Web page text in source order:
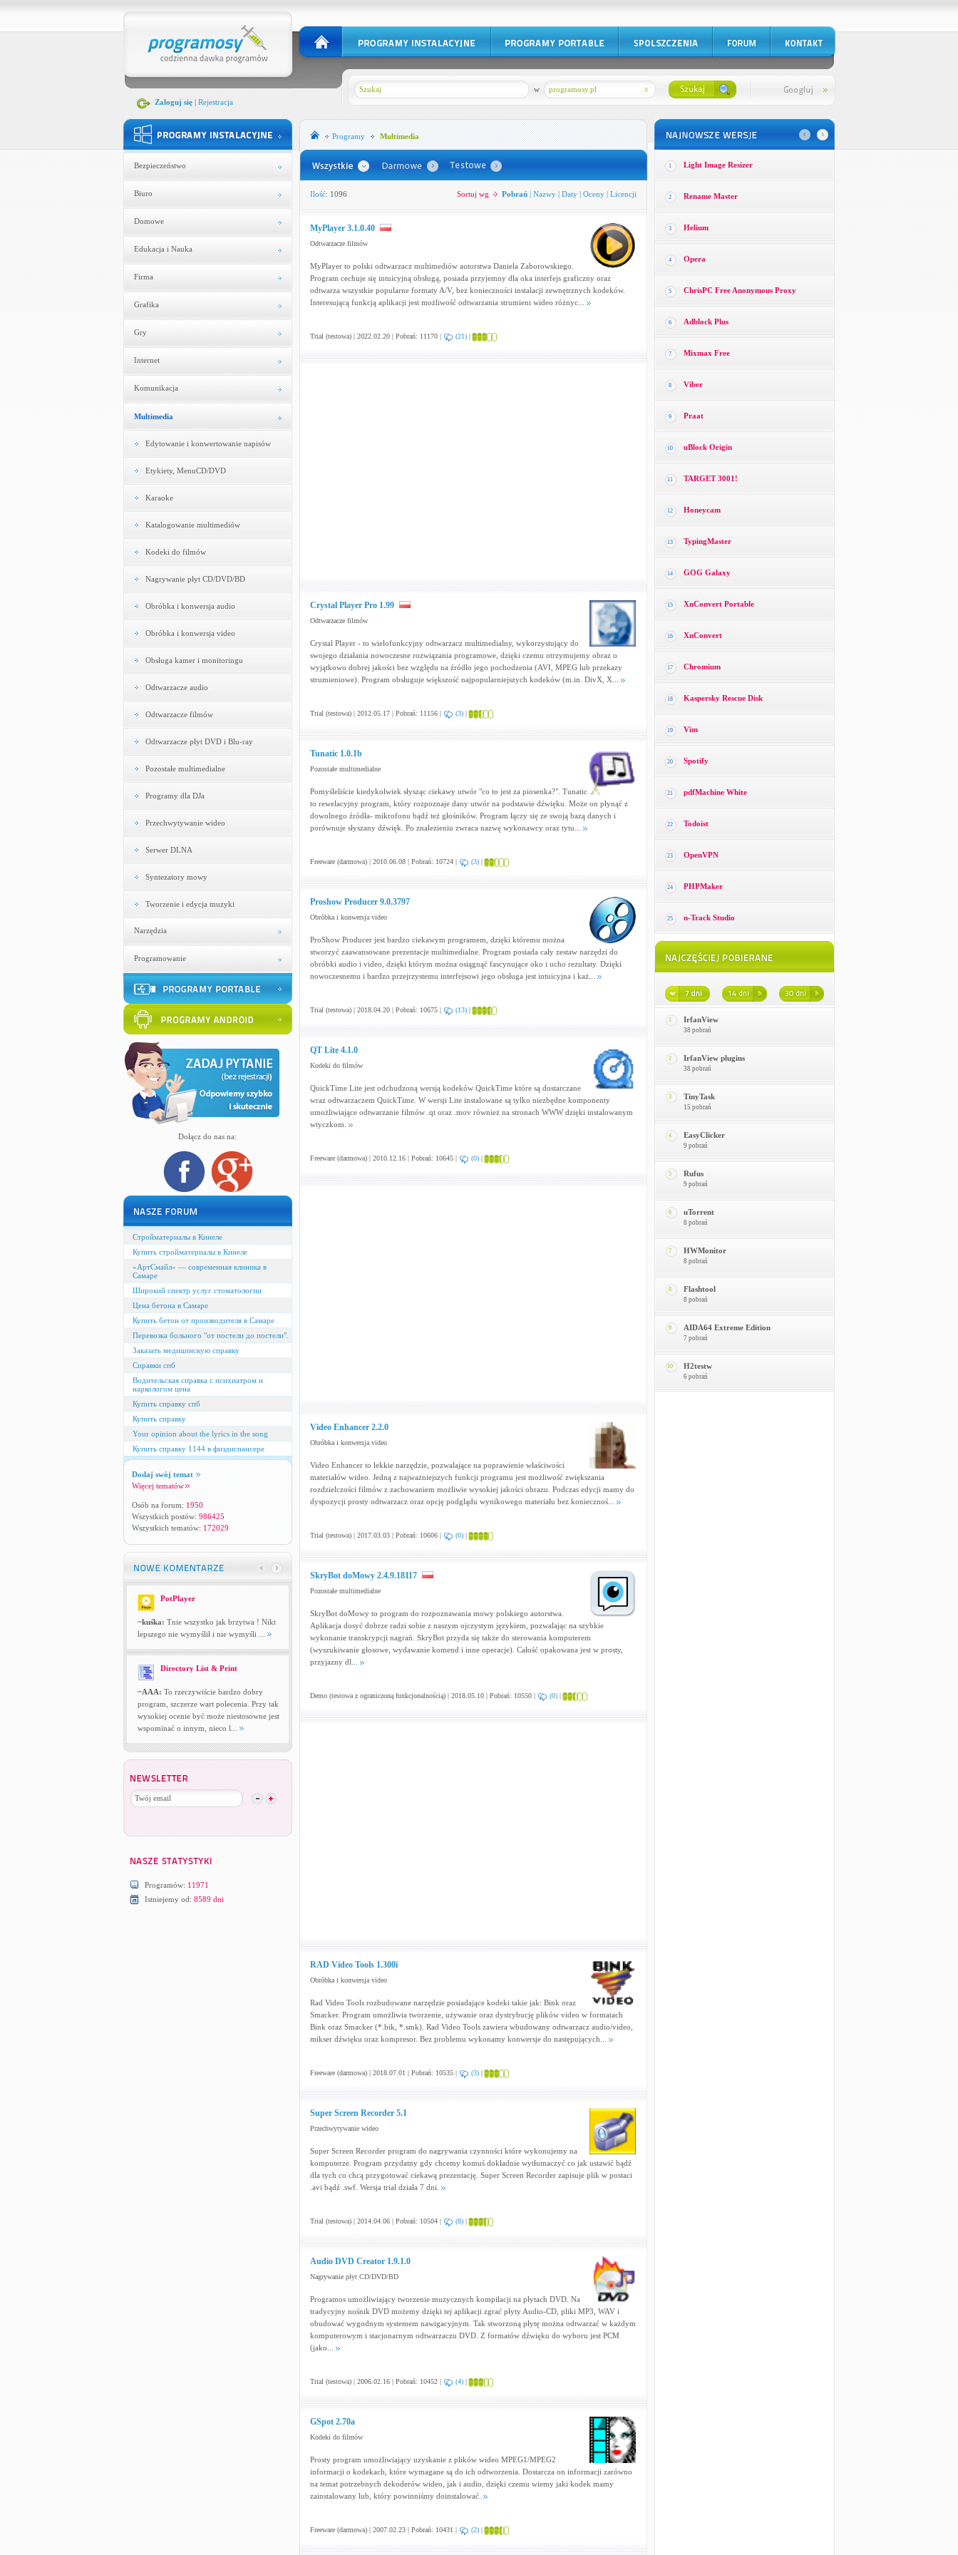
Zaloguj się| Rejestracja
programosy.pl
w
Bezpieczeństwo
Biuro
Domowe
Edukacja i Nauka
Firma
Grafika
Gry
Internet
Komunikacja
Multimedia
Edytowanie i konwertowanie napisów
Etykiety, MenuCD/DVD
Karaoke
Katalogowanie multimediów
Kodeki do filmów
Nagrywanie płyt CD/DVD/BD
Obróbka i konwersja audio
Obróbka i konwersja video
Obsługa kamer i monitoringu
Odtwarzacze audio
Odtwarzacze filmów
Odtwarzacze płyt DVD i Blu-ray
Pozostałe multimedialne
Programy dla DJa
Przechwytywanie wideo
Serwer DLNA
Syntezatory mowy
Tworzenie i edycja muzyki
Narzędzia
Programowanie
Dołącz do nas na:
Стройматериалы в Кинеле
Купить стройматериалы в Кинеле
«АртСмайл» — современная клиника в
Самаре
Широкий спектр услуг стоматологии
Цена бетона в Самаре
Купить бетон от производителя в Самаре
Перевозка больного "от постели до постели".
Заказать медицинскую справку
Справки спб
Водительская справка с психиатром и
наркологом цена
Купить справку спб
Купить справку
Your opinion about the lyrics in the song
Купить справку 1144 в физдиспансере
Dodaj swój temat
Więcej tematów
Osób na forum: 1950
Wszystkich postów: 986425
Wszystkich tematów: 172029
PotPlayer
~kuśka: Tnie wszystko jak brzytwa ! Nikt
lepszego nie wymyślił i nie wymyśli ...
Directory List & Print
~AAA: To rzeczywiście bardzo dobry
program, szczerze wart polecenia. Przy tak
wysokiej ocenie być może niestosowne jest
wspominać o innym, nieco l...
Programów: 11971
Istniejemy od: 8589 dni
Programy Multimedia
Ilość: 1096 Sortuj wg Pobrań| Nazwy| Daty| Oceny| Licencji
MyPlayer 3.1.0.40
Odtwarzacze filmów
MyPlayer to polski odtwarzacz multimediów autorstwa Daniela Zaborowskiego.
Program cechuje się intuicyjną obsługą, posiada przyjemny dla oka interfejs graficzny oraz
odtwarza wszystkie popularne formaty A/V, bez konieczności instalacji zewnętrznych kodeków.
Interesującą funkcją aplikacji jest możliwość odtwarzania strumieni wideo różnyc...
Trial (testowa) | 2022.02.20 | Pobrań: 11170 | (21)|
Crystal Player Pro 1.99
Odtwarzacze filmów
Crystal Player - to wielofunkcyjny odtwarzacz multimedialny, wykorzystujący do
swojego działania nowoczesne rozwiązania programowe, dzięki czemu otrzymujemy obraz o
wyjątkowo dobrej jakości bez względu na źródło jego pochodzenia (AVI, MPEG lub przekazy
strumieniowe). Program obsługuje większość najpopularniejszych kodeków (m.in. DivX, X...
Trial (testowa) | 2012.05.17 | Pobrań: 11156 | (3)|
Tunatic 1.0.1b
Pozostałe multimedialne
Pomyśleliście kiedykolwiek słysząc ciekawy utwór "co to jest za piosenka?". Tunatic
to rewelacyjny program, który rozpoznaje dany utwór na podstawie dźwięku. Może on płynąć z
dowolnego źródła- mikrofonu bądź też głośników. Program łączy się ze swoją bazą danych i
porównuje słyszany dźwięk. Po znalezieniu zwraca nazwę wykonawcy oraz tytu...
Freeware (darmowa) | 2010.06.08 | Pobrań: 10724 | (3)|
Proshow Producer 9.0.3797
Obróbka i konwersja video
ProShow Producer jest bardzo ciekawym programem, dzięki któremu można
stworzyć zaawansowane prezentacje multimedialne. Program posiada cały zestaw narzędzi do
obróbki audio i video, dzięki którym można osiągnąć fascynujące oko i ucho rezultaty. Dzięki
nowoczesnemu i bardzo przejrzystemu interfejsowi jego obsługa jest intuicyjna i każ...
Trial (testowa) | 2018.04.20 | Pobrań: 10675 | (13)|
QT Lite 4.1.0
Kodeki do filmów
QuickTime Lite jest odchudzoną wersją kodeków QuickTime które są dostarczane
wraz odtwarzaczem QuickTime. W wersji Lite instalowane są tylko niezbędne komponenty
umożliwiające odtwarzanie filmów .qt oraz .mov również na stronach WWW dzięki instalowanym
wtyczkom.
Freeware (darmowa) | 2010.12.16 | Pobrań: 10645 | (0)|
Video Enhancer 2.2.0
Obróbka i konwersja video
Video Enhancer to lekkie narzędzie, pozwalające na poprawienie właściwości
materiałów wideo. Jedną z najważniejszych funkcji programu jest możliwość zwiększania
rozdzielczości filmów z zachowaniem możliwie wysokiej jakości obrazu. Podczas edycji mamy do
dyspozycji prosty odtwarzacz oraz opcję podglądu wynikowego materiału bez koniecznoś...
Trial (testowa) | 2017.03.03 | Pobrań: 10606 | (0)|
SkryBot doMowy 2.4.9.18117
Pozostałe multimedialne
SkryBot doMowy to program do rozpoznawania mowy polskiego autorstwa.
Aplikacja dosyć dobrze radzi sobie z naszym ojczystym językiem, pozwalając na szybkie
wykonanie transkrypcji nagrań. SkryBot przyda się także do sterowania komputerem
(wyszukiwanie głosowe, wydawanie komend i inne operacje). Całość opakowana jest w prosty,
przyjazny dl...
Demo (testowa z ograniczoną funkcjonalnością) | 2018.05.10 | Pobrań: 10550 | (0)|
RAD Video Tools 1.300i
Obróbka i konwersja video
Rad Video Tools rozbudowane narzędzie posiadające kodeki takie jak: Bink oraz
Smacker. Program umożliwia tworzenie, używanie oraz dystrybucję plików video w formatach
Bink oraz Smacker (*.bik, *.smk). Rad Video Tools zawiera wbudowany odtwarzacz audio/video,
mikser dźwięku oraz kompresor. Bez problemu wykonamy konwersje do następujących...
Freeware (darmowa) | 2018.07.01 | Pobrań: 10535 | (3)|
Super Screen Recorder 5.1
Przechwytywanie wideo
Super Screen Recorder program do nagrywania czynności które wykonujemy na
komputerze. Program przydatny gdy chcemy komuś dokładnie wytłumaczyć co jak ustawić bądź
dla tych co chcą przygotować ciekawą prezentację. Super Screen Recorder zapisuje plik w postaci
.avi bądź .swf. Wersja trial działa 7 dni.
Trial (testowa) | 2014.04.06 | Pobrań: 10504 | (8)|
Audio DVD Creator 1.9.1.0
Nagrywanie płyt CD/DVD/BD
Programos umożliwiający tworzenie muzycznych kompilacji na płytach DVD. Na
tradycyjny nośnik DVD możemy dzięki tej aplikacji zgrać płyty Audio-CD, pliki MP3, WAV i
obudować wygodnym systemem nawigacyjnym. Tak stworzoną płytę można odtwarzać w każdym
komputerowym i stacjonarnym odtwarzaczu DVD. Z formatów dźwięku do wyboru jest PCM
(jako...
Trial (testowa) | 2006.02.16 | Pobrań: 10452 | (4)|
GSpot 2.70a
Kodeki do filmów
Prosty program umożliwiający uzyskanie z plików wideo MPEG1/MPEG2
informacji o kodekach, które wymagane są do ich odtworzenia. Dostarcza on informacji zarówno
na temat potrzebnych dekoderów wideo, jak i audio, dzięki czemu wiemy jaki kodek mamy
zainstalowany lub, który powinniśmy doinstalować.
Freeware (darmowa) | 2007.02.23 | Pobrań: 10431 | (2)|
1 Light Image Resizer
2 Rename Master
3 Helium
4 Opera
5 ChrisPC Free Anonymous Proxy
6 Adblock Plus
7 Mixmax Free
8 Viber
9 Praat
10 uBlock Origin
11 TARGET 3001!
12 Honeycam
13 TypingMaster
14 GOG Galaxy
15 XnConvert Portable
16 XnConvert
17 Chromium
18 Kaspersky Rescue Disk
19 Vim
20 Spotify
21 pdfMachine White
22 Todoist
23 OpenVPN
24 PHPMaker
25 n-Track Studio
1 IrfanView
38 pobrań
2 IrfanView plugins
38 pobrań
3 TinyTask
15 pobrań
4 EasyClicker
9 pobrań
5 Rufus
9 pobrań
6 uTorrent
8 pobrań
7 HWMonitor
8 pobrań
8 Flashtool
8 pobrań
9 AIDA64 Extreme Edition
7 pobrań
10 H2testw
6 pobrań